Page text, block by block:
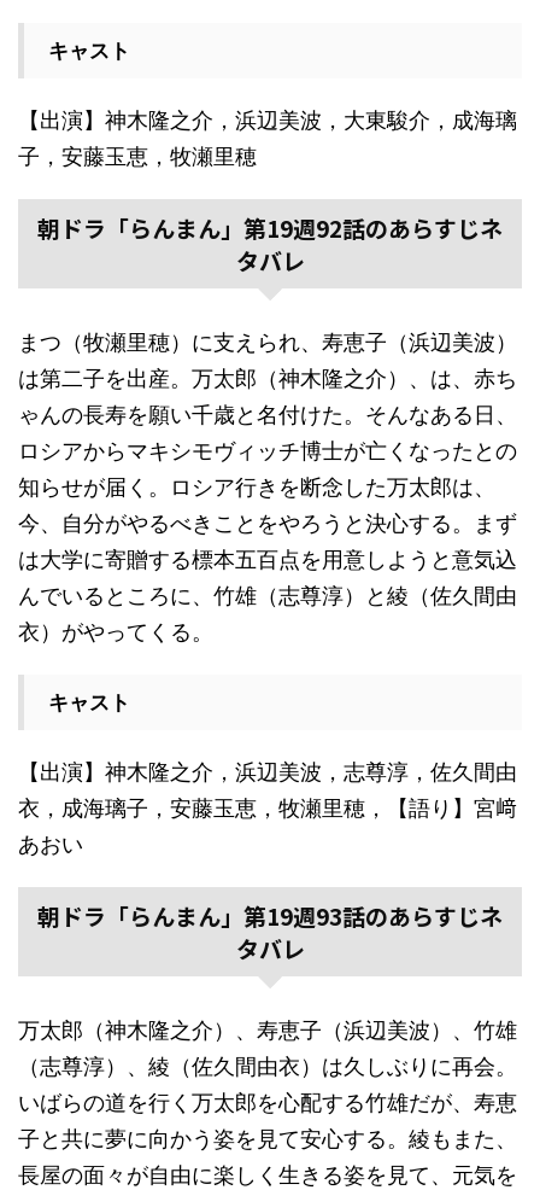
キャスト
【出演】神木隆之介，浜辺美波，大東駿介，成海璃
子，安藤玉恵，牧瀬里穂
朝ドラ「らんまん」第19週92話のあらすじネ
タバレ
まつ（牧瀬里穂）に支えられ、寿恵子（浜辺美波）
は第二子を出産。万太郎（神木隆之介）、は、赤ち
ゃんの長寿を願い千歳と名付けた。そんなある日、
ロシアからマキシモヴィッチ博士が亡くなったとの
知らせが届く。ロシア行きを断念した万太郎は、
今、自分がやるべきことをやろうと決心する。まず
は大学に寄贈する標本五百点を用意しようと意気込
んでいるところに、竹雄（志尊淳）と綾（佐久間由
衣）がやってくる。
キャスト
【出演】神木隆之介，浜辺美波，志尊淳，佐久間由
衣，成海璃子，安藤玉恵，牧瀬里穂，【語り】宮﨑
あおい
朝ドラ「らんまん」第19週93話のあらすじネ
タバレ
万太郎（神木隆之介）、寿恵子（浜辺美波）、竹雄
（志尊淳）、綾（佐久間由衣）は久しぶりに再会。
いばらの道を行く万太郎を心配する竹雄だが、寿恵
子と共に夢に向かう姿を見て安心する。綾もまた、
長屋の面々が自由に楽しく生きる姿を見て、元気を